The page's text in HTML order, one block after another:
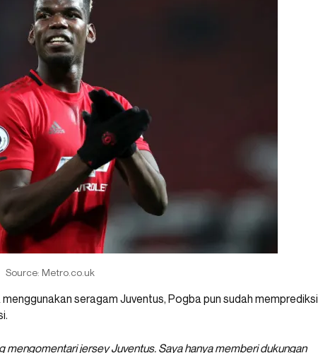
Source: Metro.co.uk
seragam Juventus, Pogba pun sudah memprediksi
mengomentari jersey Juventus. Saya hanya memberi dukungan